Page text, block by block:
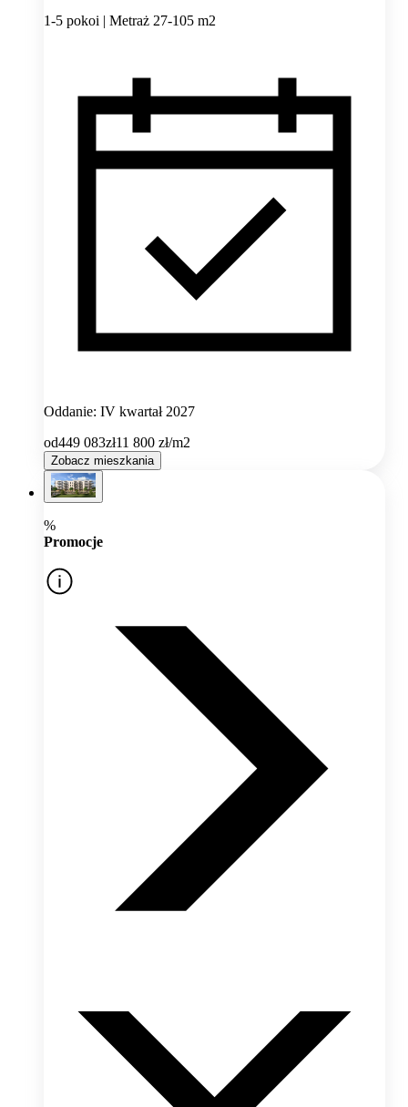
1-5 pokoi | Metraż 27-105 m2
Oddanie: IV kwartał 2027
od449 083zł11 800 zł/m2
Zobacz mieszkania
%
Promocje